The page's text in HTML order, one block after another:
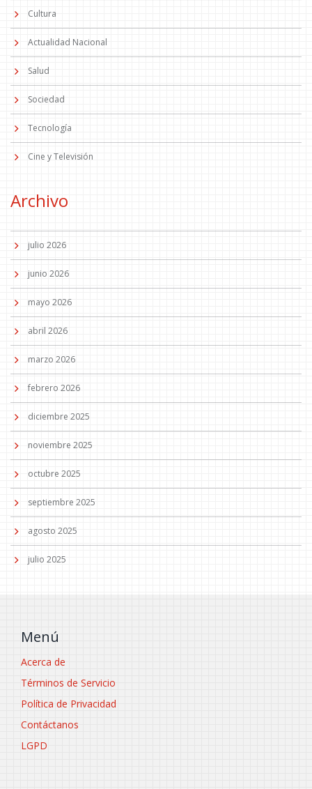
Cultura
Actualidad Nacional
Salud
Sociedad
Tecnología
Cine y Televisión
Archivo
julio 2026
junio 2026
mayo 2026
abril 2026
marzo 2026
febrero 2026
diciembre 2025
noviembre 2025
octubre 2025
septiembre 2025
agosto 2025
julio 2025
Menú
Acerca de
Términos de Servicio
Política de Privacidad
Contáctanos
LGPD